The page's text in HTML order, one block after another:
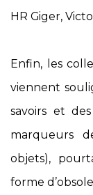
HR Giger,
Enfin, les
viennent
savoirs et
marqueurs
objets),
forme